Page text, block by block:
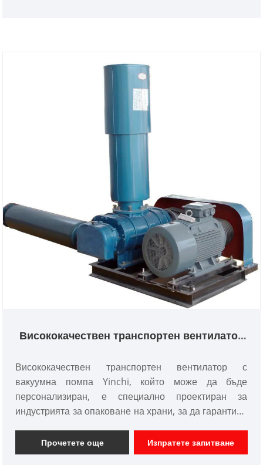
Висококачествен транспортен вентилатор
Висококачествен транспортен вентилатор с
вакуумна помпа Yinchi, който може да бъде
персонализиран, е специално проектиран за
индустрията за опаковане на храни, за да гарантира
технологията на Roots blower за ефективно
извършване на вакуумно опаковане, като по този
Прочетете още Изпратете запитване